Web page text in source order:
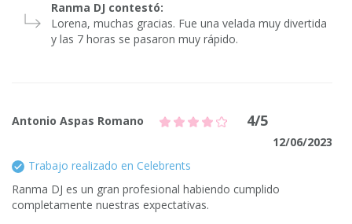
Ranma DJ contestó:
Lorena, muchas gracias. Fue una velada muy divertida
y las 7 horas se pasaron muy rápido.
Antonio Aspas Romano 4/5
12/06/2023
Trabajo realizado en Celebrents
Ranma DJ es un gran profesional habiendo cumplido
completamente nuestras expectativas.